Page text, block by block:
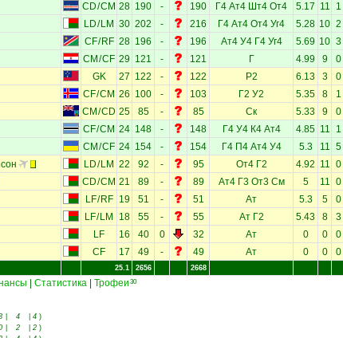
CD/CM 28 190 - 190 Г4 Ат4 Шт4 От4 5.17 11 1
LD/ LM 30 202 - 216 Г4 Ат4 От4 Уг4 5.28 10 2
CF/RF 28 196 - 196 Ат4 У4 Г4 Уг4 5.69 10 3
CM /CF 29 121 - 121 Г 4.99 9 0
GK 27 122 - 122 Р2 6.13 3 0
CF/CM 26 100 - 103 Г2 У2 5.35 8 1
CM /CD 25 85 - 85 Ск 5.33 9 0
CF/CM 24 148 - 148 Г4 У4 К4 Ат4 4.85 11 1
CM /CF 24 154 - 154 Г4 П4 Ат4 У4 5.3 11 5
LD/ LM 22 92 - 95 От4 Г2 4.92 11 0
CD/CM 21 89 - 89 Ат4 Г3 От3 См 5 11 0
LF/RF 19 51 - 51 Ат 5.3 5 0
LF/ LM 18 55 - 55 Ат Г2 5.43 8 3
LF 16 40 0 32 Ат 0 0 0
CF 17 49 - 49 Ат 0 0 0
25.1 2656 2668
Статистика Трофеи 30
4 4 )
2 2 )